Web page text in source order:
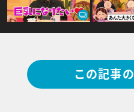
この記事